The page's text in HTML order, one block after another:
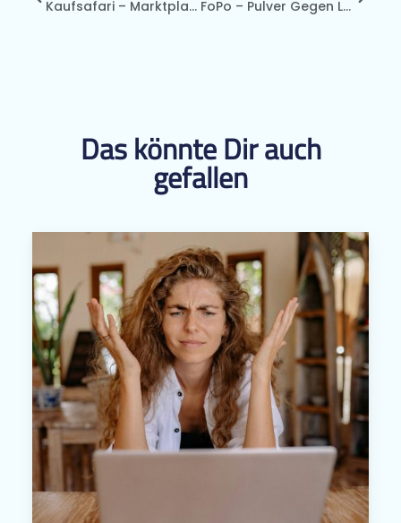
Kaufsafari – Marktplatz Für Startups FoPo – Pulver Gegen Lebensmittelverschwendung
Das könnte Dir auch
gefallen